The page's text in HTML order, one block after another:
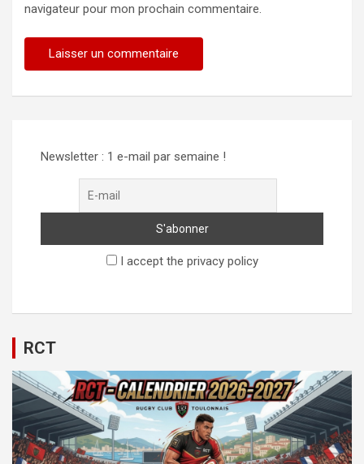
navigateur pour mon prochain commentaire.
Newsletter : 1 e-mail par semaine !
I accept the privacy policy
RCT